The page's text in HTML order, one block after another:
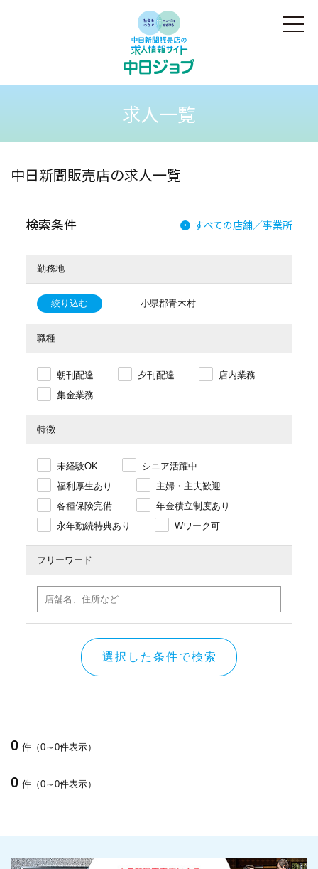
求人一覧
中日新聞販売店の求人一覧
検索条件 すべての店舗／事業所
勤務地
絞り込む 小県郡青木村
職種
朝刊配達 夕刊配達
店内業務
集金業務
特徴
未経験OK
シニア活躍中
福利厚生あり
主婦・主夫歓迎
各種保険完備
年金積立制度あり
永年勤続特典あり
Wワーク可
フリーワード
選択した条件で検索
0 件（0～0件表示）
0 件（0～0件表示）